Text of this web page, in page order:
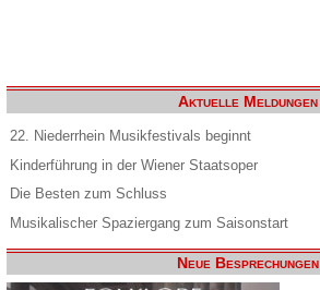
Aktuelle Meldungen
22. Niederrhein Musikfestivals beginnt
Kinderführung in der Wiener Staatsoper
Die Besten zum Schluss
Musikalischer Spaziergang zum Saisonstart
Neue Besprechungen